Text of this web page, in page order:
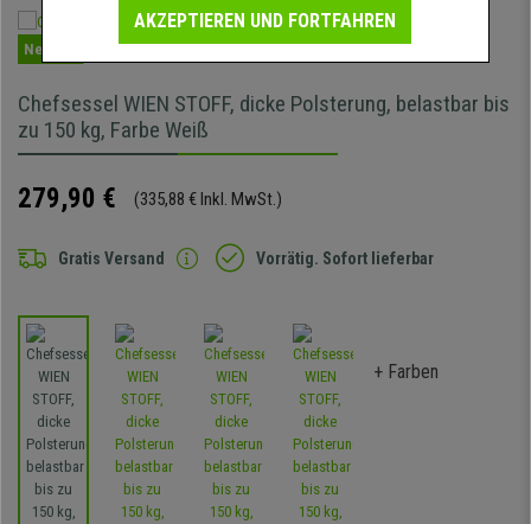
Neuheit
Chefsessel WIEN STOFF, dicke Polsterung, belastbar bis
zu 150 kg, Farbe Weiß
279,90 € (335,88 € Inkl. MwSt.)
Gratis Versand Vorrätig. Sofort lieferbar
+ Farben
AKZEPTIEREN UND FORTFAHREN